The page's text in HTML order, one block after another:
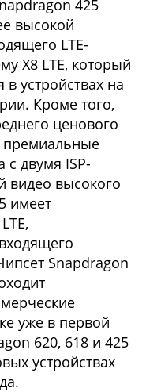
425
высокой
LTE-
X8 LTE, который
устройствах на
Кроме того,
ценового
премиальные
с двумя ISP-
видео высокого
имеет
Snapdragon
уже в первой
620, 618 и 425
устройствах